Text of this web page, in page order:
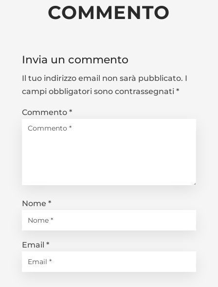
COMMENTO
Invia un commento
Il tuo indirizzo email non sarà pubblicato. I
campi obbligatori sono contrassegnati *
Commento *
Nome *
Email *